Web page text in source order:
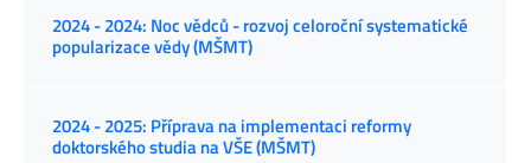
2024 - 2024: Noc vědců - rozvoj celoroční systematické
popularizace vědy (MŠMT)
2024 - 2025: Příprava na implementaci reformy
doktorského studia na VŠE (MŠMT)